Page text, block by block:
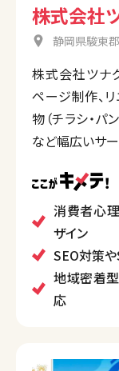
株式会社
静岡県駿東
株式会社ツナ
ページ制作、リ
物（チラシ・パ
など幅広いサ
用活動を支援し
ます。クライ
効果的なクリエ
消費者心
ザイン
SEO対策
地域密着
応